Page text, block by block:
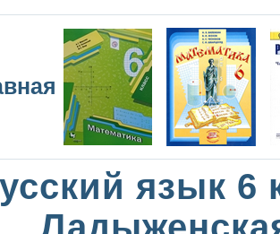
язык 6